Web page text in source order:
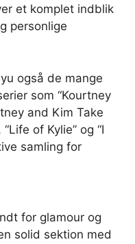
et komplet indblik
personlige
også de mange
som “Kourtney
and Kim Take
of Kylie” og “I
samling for
for glamour og
solid sektion med